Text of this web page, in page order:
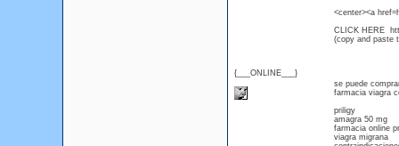
{___ONLINE___}
<center><a
CLICK HERE
(copy and paste
se puede
farmacia viagra
priligy
amagra 50 mg
farmacia online
viagra migrana